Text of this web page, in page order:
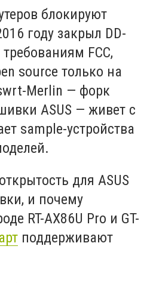
блокируют
году закрыл DD-
требованиям FCC,
source только на
Merlin — форк
ASUS — живет с
sample-устройства
для ASUS
и почему
RT-AX86U Pro и GT-
поддерживают